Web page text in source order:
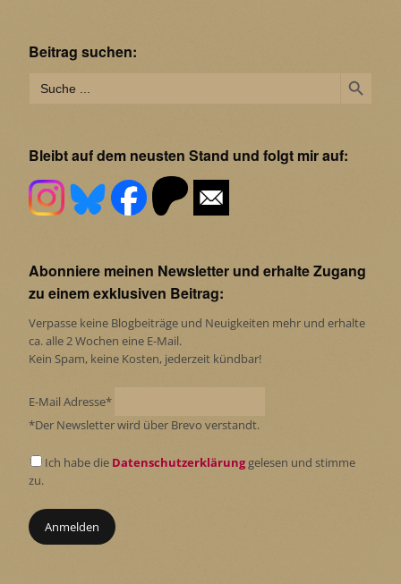
Beitrag suchen:
for:
Bleibt auf dem neusten Stand und folgt mir auf:
Abonniere meinen Newsletter und erhalte Zugang
zu einem exklusiven Beitrag:
Verpasse keine Blogbeiträge und Neuigkeiten mehr und erhalte
ca. alle 2 Wochen eine E-Mail.
Kein Spam, keine Kosten, jederzeit kündbar!
E-Mail Adresse*
*Der Newsletter wird über Brevo verstandt.
Ich habe die Datenschutzerklärunggelesen und stimme
zu.